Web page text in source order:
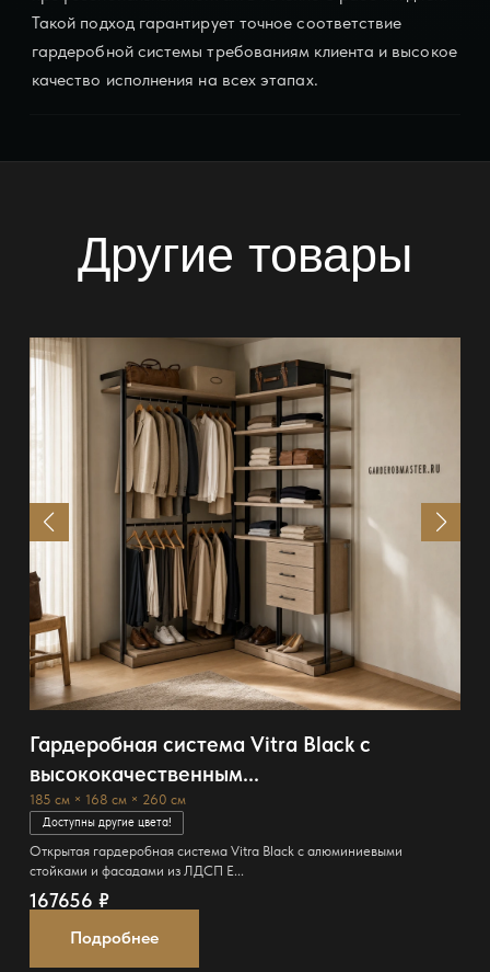
Такой подход гарантирует точное соответствие
гардеробной системы требованиям клиента и высокое
качество исполнения на всех этапах.
Другие товары
Гардеробная система Vitra Black с
высококачественным...
185 см × 168 см × 260 см
Доступны другие цвета!
Открытая гардеробная система Vitra Black с алюминиевыми
стойками и фасадами из ЛДСП E...
167656 ₽
Подробнее